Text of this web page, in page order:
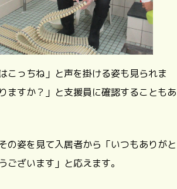
こっちね」と声を掛ける姿も見られま
ますか？」と支援員に確認することもあ
の姿を見て入居者から「いつもありがと
ざいます」と応えます。